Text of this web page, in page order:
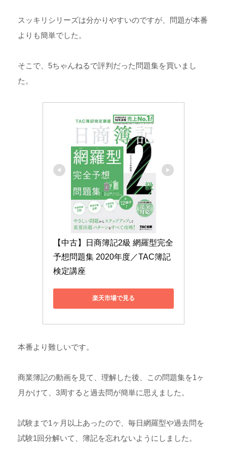
スッキリシリーズは分かりやすいのですが、問題が本番
よりも簡単でした。
そこで、5ちゃんねるで評判だった問題集を買いまし
た。
【中古】日商簿記2級 網羅型完全
予想問題集 2020年度／TAC簿記
検定講座
楽天市場で見る
本番より難しいです。
商業簿記の動画を見て、理解した後、この問題集を1ヶ
月かけて、3周すると過去問が簡単に思えました。
試験まで1ヶ月以上あったので、毎日網羅型や過去問を
試験1回分解いて、簿記を忘れないようにしました。